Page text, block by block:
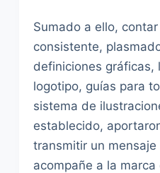
Sumado a ello,
consistente,
definiciones gráficas,
logotipo, guías para
sistema de
establecido,
transmitir un
acompañe a la marca